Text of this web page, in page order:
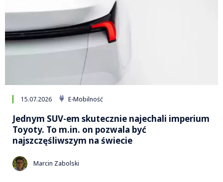
15.07.2026 E-Mobilność
Jednym SUV-em skutecznie najechali imperium
Toyoty. To m.in. on pozwala być
najszczęśliwszym na świecie
Marcin Zabolski